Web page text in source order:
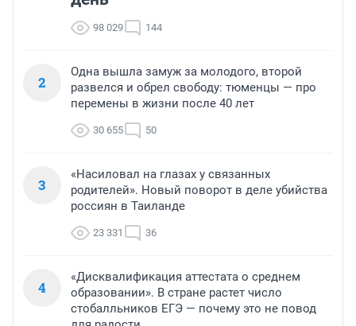
98 029 144
2
Одна вышла замуж за молодого, второй
развелся и обрел свободу: тюменцы — про
перемены в жизни после 40 лет
30 655 50
3
«Насиловал на глазах у связанных
родителей». Новый поворот в деле убийства
россиян в Таиланде
23 331 36
4
«Дисквалификация аттестата о среднем
образовании». В стране растет число
стобалльников ЕГЭ — почему это не повод